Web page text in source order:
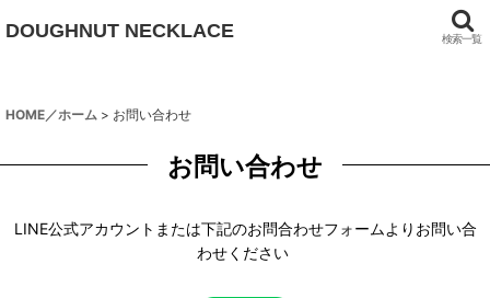
DOUGHNUT NECKLACE 検索一覧
HOME／ホーム > お問い合わせ
お問い合わせ
LINE公式アカウントまたは下記のお問合わせフォームよりお問い合
わせください